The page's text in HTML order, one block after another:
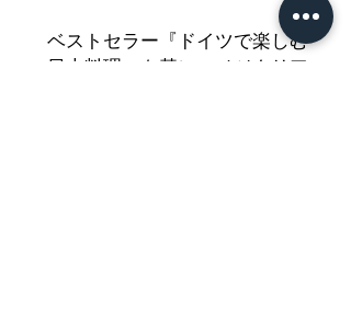
ベストセラー『ドイツで楽しむ
日本料理』を基に、ベジタリア